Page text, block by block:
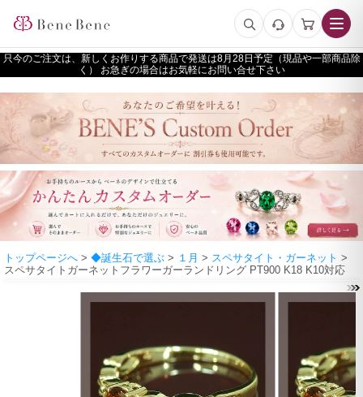
只今のご注文は、新しくお作りする商品で発送は
予定（現品や一部商品除
く） お急ぎの場合はお気軽にお問い合せ下さい
トップページへ > ◆誕生石で選ぶ > １月 > スペサタイト・ガーネット >
スペサタイトガーネットフラワーガーランドリング PT900 K18 K10対応